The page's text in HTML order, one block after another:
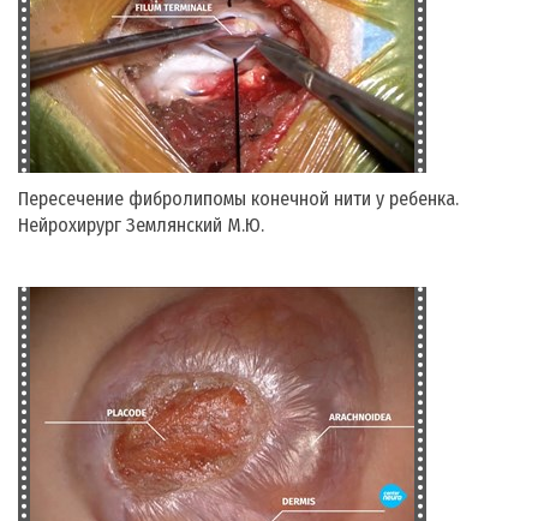
Пересечение фибролипомы конечной нити у ребенка.
Нейрохирург Землянский М.Ю.